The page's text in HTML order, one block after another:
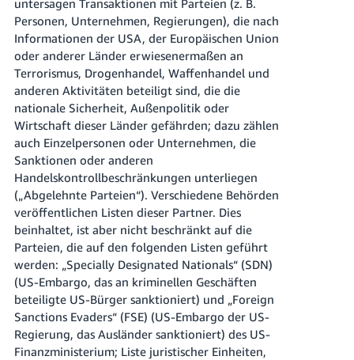
untersagen Transaktionen mit Parteien (z. B.
Personen, Unternehmen, Regierungen), die nach
Informationen der USA, der Europäischen Union
oder anderer Länder erwiesenermaßen an
Terrorismus, Drogenhandel, Waffenhandel und
anderen Aktivitäten beteiligt sind, die die
nationale Sicherheit, Außenpolitik oder
Wirtschaft dieser Länder gefährden; dazu zählen
auch Einzelpersonen oder Unternehmen, die
Sanktionen oder anderen
Handelskontrollbeschränkungen unterliegen
(„Abgelehnte Parteien“). Verschiedene Behörden
veröffentlichen Listen dieser Partner. Dies
beinhaltet, ist aber nicht beschränkt auf die
Parteien, die auf den folgenden Listen geführt
werden: „Specially Designated Nationals“ (SDN)
(US-Embargo, das an kriminellen Geschäften
beteiligte US-Bürger sanktioniert) und „Foreign
Sanctions Evaders“ (FSE) (US-Embargo der US-
Regierung, das Ausländer sanktioniert) des US-
Finanzministerium; Liste juristischer Einheiten,